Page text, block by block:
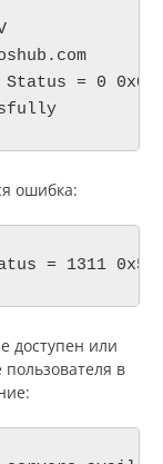
= 0 0x0
ошибка:
1311 0x51f
доступен или
в